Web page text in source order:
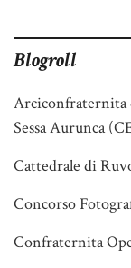
Blogroll
Arciconfraternita
Sessa Aurunca
Cattedrale di
Concorso
Confraternita